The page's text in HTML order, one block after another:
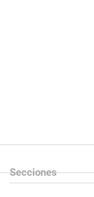
Secciones